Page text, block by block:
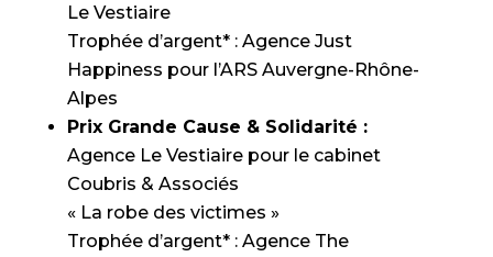
Le Vestiaire
Trophée d’argent* : Agence Just
Happiness pour l’ARS Auvergne-Rhône-
Alpes
Prix Grande Cause & Solidarité :
Agence Le Vestiaire pour le cabinet
Coubris & Associés
« La robe des victimes »
Trophée d’argent* : Agence The